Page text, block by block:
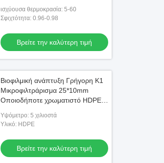
ισχύουσα θερμοκρασία: 5-60
Σφιχτότητα: 0.96-0.98
Βρείτε την καλύτερη τιμή
Βιοφιλμική ανάπτυξη Γρήγορη K1
Μικροφιλτράρισμα 25*10mm
Οποιοδήποτε χρωματιστό HDPE
Υψόμετρο: 5 χιλιοστά
Υλικό: HDPE
Βρείτε την καλύτερη τιμή